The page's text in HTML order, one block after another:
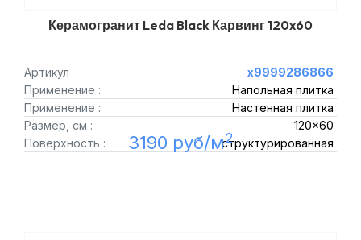
Керамогранит Leda Black Карвинг 120x60
Артикул
х9999286866
Применение :
Напольная плитка
Применение :
Настенная плитка
Размер, см :
120x60
Поверхность :
структурированная
3190 руб/м2